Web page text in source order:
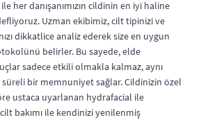
her danışanımızın cildinin en iyi haline
Uzman ekibimiz, cilt tipinizi ve
dikkatlice analiz ederek size en uygun
belirler. Bu sayede, elde
sadece etkili olmakla kalmaz, aynı
bir memnuniyet sağlar. Cildinizin özel
ustaca uyarlanan hydrafacial ile
bakımı ile kendinizi yenilenmiş